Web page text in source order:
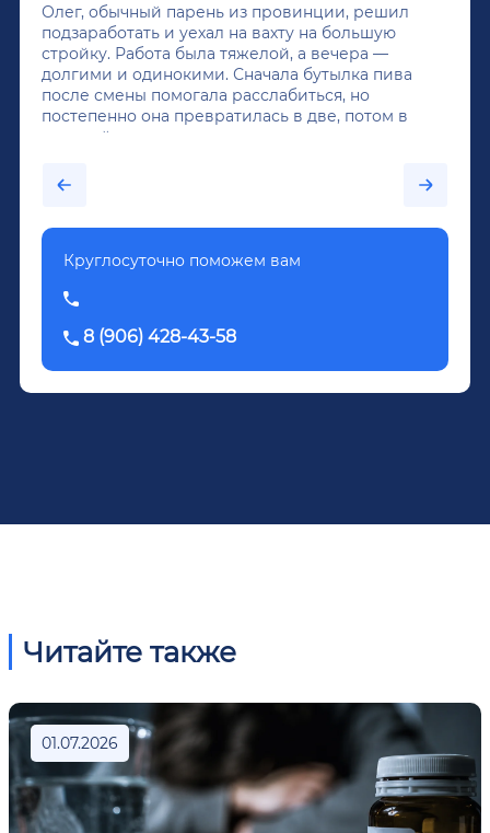
Олег, обычный парень из провинции, решил
подзаработать и уехал на вахту на большую
стройку. Работа была тяжелой, а вечера —
долгими и одинокими. Сначала бутылка пива
после смены помогала расслабиться, но
постепенно она превратилась в две, потом в
крепкий алкоголь, и вот он уже пил почти
было назначено кодирование по методу
Круглосуточно поможем вам
8 (906) 428-43-58
Читайте также
01.07.2026